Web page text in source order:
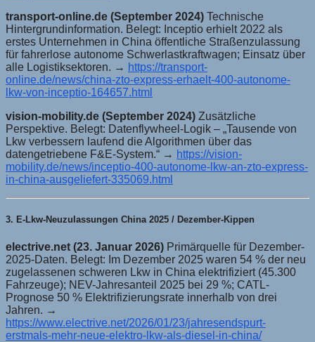
transport-online.de (September 2024) Technische
Hintergrundinformation. Belegt: Inceptio erhielt 2022 als
erstes Unternehmen in China öffentliche Straßenzulassung
für fahrerlose autonome Schwerlastkraftwagen; Einsatz über
alle Logistiksektoren. → https://transport-
online.de/news/china-zto-express-erhaelt-400-autonome-
lkw-von-inceptio-164657.html
vision-mobility.de (September 2024) Zusätzliche
Perspektive. Belegt: Datenflywheel-Logik – „Tausende von
Lkw verbessern laufend die Algorithmen über das
datengetriebene F&E-System.“ → https://vision-
mobility.de/news/inceptio-400-autonome-lkw-an-zto-express-
in-china-ausgeliefert-335069.html
3. E-Lkw-Neuzulassungen China 2025 / Dezember-Kippen
electrive.net (23. Januar 2026) Primärquelle für Dezember-
2025-Daten. Belegt: Im Dezember 2025 waren 54 % der neu
zugelassenen schweren Lkw in China elektrifiziert (45.300
Fahrzeuge); NEV-Jahresanteil 2025 bei 29 %; CATL-
Prognose 50 % Elektrifizierungsrate innerhalb von drei
Jahren. →
https://www.electrive.net/2026/01/23/jahresendspurt-
erstmals-mehr-neue-elektro-lkw-als-diesel-in-china/